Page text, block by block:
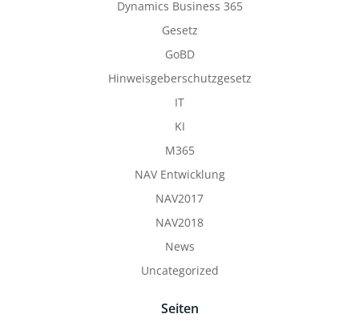
Dynamics Business 365
Gesetz
GoBD
Hinweisgeberschutzgesetz
IT
KI
M365
NAV Entwicklung
NAV2017
NAV2018
News
Uncategorized
Seiten